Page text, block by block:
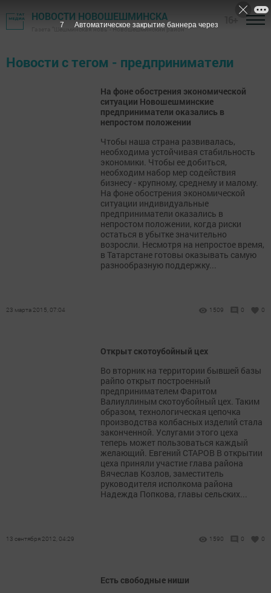
НОВОСТИ НОВОШЕШМИНСКА
Газета "Шешминская новь" - Новошешминский район
Новости с тегом - предприниматели
На фоне обострения экономической
ситуации Новошешминские
предприниматели оказались в
непростом положении
Чтобы наша страна развивалась,
необходима устойчивая стабильность
экономики. Чтобы ее добиться,
необходим набор мер содействия
бизнесу - крупному, среднему и малому.
На фоне обострения экономической
ситуации индивидуальные
предприниматели оказались в
непростом положении, когда риски
остаться в убытке значительно
возросли. Несмотря на непростое время,
в Татарстане готовы оказывать самую
разнообразную поддержку...
23 марта 2015, 07:04 1509 0 0
Открыт скотоубойный цех
Во вторник на территории бывшей базы
райпо открыт построенный
предпринимателем Фаритом
Валиуллиным скотоубойный цех. Таким
образом, технологическая цепочка
производства колбасных изделий стала
законченной. Услугами этого цеха
теперь может пользоваться каждый
желающий. Евгений СТАРОВ В открытии
цеха приняли участие глава района
Вячеслав Козлов, заместитель
руководителя исполкома района
Надежда Попкова, главы сельских...
13 сентября 2012, 04:29 1590 0 0
Есть свободные ниши
7 Автоматическое закрытие баннера через